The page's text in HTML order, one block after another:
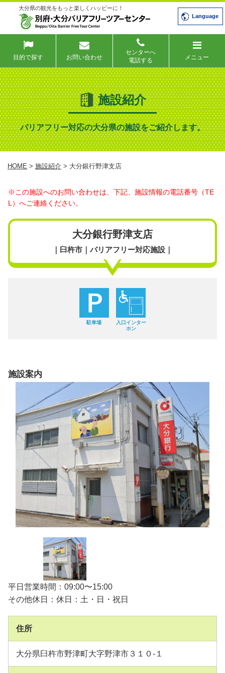
大分県の観光をもっと楽しくハッピーに！
Language
目的で探す お問い合わせ
センターへ
電話する
メニュー
施設紹介
バリアフリー対応の大分県の施設をご紹介します。
HOME > 施設紹介 > 大分銀行野津支店
※この施設へのお問い合わせは、下記、施設情報の電話番号（TE
L）へご連絡ください。
大分銀行野津支店
｜臼杵市｜バリアフリー対応施設｜
駐車場
入口インター
ホン
施設案内
平日営業時間：09:00〜15:00
その他休日：休日：土・日・祝日
住所
大分県臼杵市野津町大字野津市３１０-１